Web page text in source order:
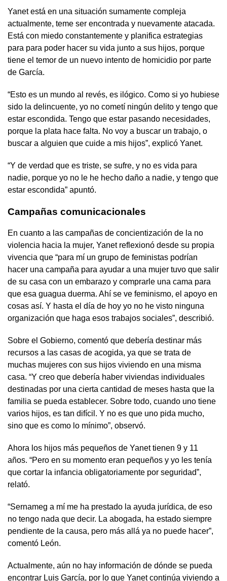
Yanet está en una situación sumamente compleja
actualmente, teme ser encontrada y nuevamente atacada.
Está con miedo constantemente y planifica estrategias
para para poder hacer su vida junto a sus hijos, porque
tiene el temor de un nuevo intento de homicidio por parte
de García.
“Esto es un mundo al revés, es ilógico. Como si yo hubiese
sido la delincuente, yo no cometí ningún delito y tengo que
estar escondida. Tengo que estar pasando necesidades,
porque la plata hace falta. No voy a buscar un trabajo, o
buscar a alguien que cuide a mis hijos”, explicó Yanet.
“Y de verdad que es triste, se sufre, y no es vida para
nadie, porque yo no le he hecho daño a nadie, y tengo que
estar escondida” apuntó.
Campañas comunicacionales
En cuanto a las campañas de concientización de la no
violencia hacia la mujer, Yanet reflexionó desde su propia
vivencia que “para mí un grupo de feministas podrían
hacer una campaña para ayudar a una mujer tuvo que salir
de su casa con un embarazo y comprarle una cama para
que esa guagua duerma. Ahí se ve feminismo, el apoyo en
cosas así. Y hasta el día de hoy yo no he visto ninguna
organización que haga esos trabajos sociales”, describió.
Sobre el Gobierno, comentó que debería destinar más
recursos a las casas de acogida, ya que se trata de
muchas mujeres con sus hijos viviendo en una misma
casa. “Y creo que debería haber viviendas individuales
destinadas por una cierta cantidad de meses hasta que la
familia se pueda establecer. Sobre todo, cuando uno tiene
varios hijos, es tan difícil. Y no es que uno pida mucho,
sino que es como lo mínimo”, observó.
Ahora los hijos más pequeños de Yanet tienen 9 y 11
años. “Pero en su momento eran pequeños y yo les tenía
que cortar la infancia obligatoriamente por seguridad”,
relató.
“Sernameg a mí me ha prestado la ayuda jurídica, de eso
no tengo nada que decir. La abogada, ha estado siempre
pendiente de la causa, pero más allá ya no puede hacer”,
comentó León.
Actualmente, aún no hay información de dónde se pueda
encontrar Luis García, por lo que Yanet continúa viviendo a